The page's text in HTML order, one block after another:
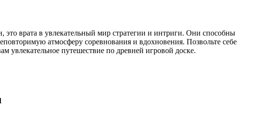
врата в увлекательный мир стратегии и интриги. Они способны
атмосферу соревнования и вдохновения. Позвольте себе
увлекательное путешествие по древней игровой доске.